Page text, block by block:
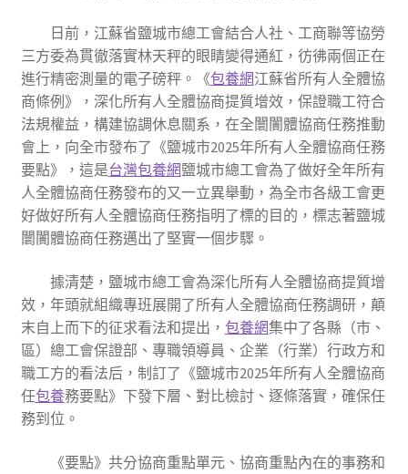
日前，江蘇省鹽城市總工會結合人社、工商聯等協勞
三方委為貫徹落實林天秤的眼睛變得通紅，彷彿兩個正在
進行精密測量的電子磅秤。《包養網江蘇省所有人全體協
商條例》，深化所有人全體協商提質增效，保證職工符合
法規權益，構建協調休息關系，在全闤闠體協商任務推動
會上，向全市發布了《鹽城市2025年所有人全體協商任務
要點》，這是台灣包養網鹽城市總工會為了做好全年所有
人全體協商任務發布的又一立異舉動，為全市各級工會更
好做好所有人全體協商任務指明了標的目的，標志著鹽城
闤闠體協商任務邁出了堅實一個步驟。
據清楚，鹽城市總工會為深化所有人全體協商提質增
效，年頭就組織專班展開了所有人全體協商任務調研，顛
末自上而下的征求看法和提出， 包養網集中了各縣（市、
區）總工會保證部、專職領導員、企業（行業）行政方和
職工方的看法后，制訂了《鹽城市2025年所有人全體協商
任包養務要點》下發下層、對比檢討、逐條落實，確保任
務到位。
《要點》共分協商重點單元、協商重點內在的事務和